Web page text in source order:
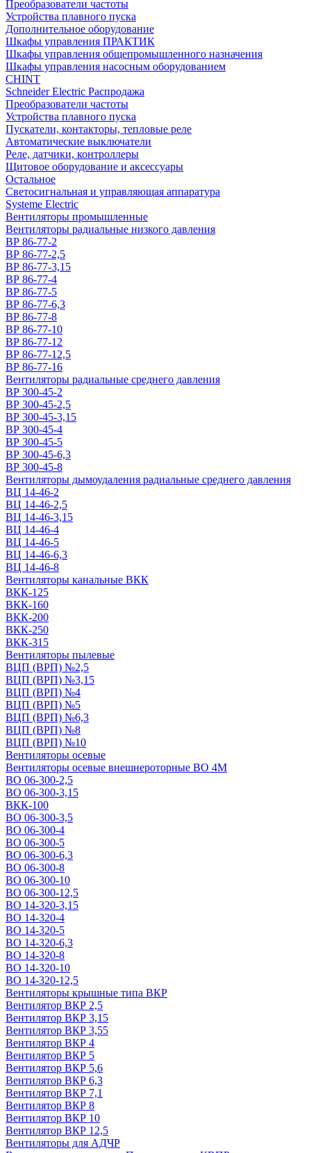
Преобразователи частоты
Устройства плавного пуска
Дополнительное оборудование
Шкафы управления ПРАКТИК
Шкафы управления общепромышленного назначения
Шкафы управления насосным оборудованием
CHINT
Schneider Electric Распродажа
Преобразователи частоты
Устройства плавного пуска
Пускатели, контакторы, тепловые реле
Автоматические выключатели
Реле, датчики, контроллеры
Щитовое оборудование и аксессуары
Остальное
Светосигнальная и управляющая аппаратура
Systeme Electric
Вентиляторы промышленные
Вентиляторы радиальные низкого давления
ВР 86-77-2
ВР 86-77-2,5
ВР 86-77-3,15
ВР 86-77-4
ВР 86-77-5
ВР 86-77-6,3
ВР 86-77-8
ВР 86-77-10
ВР 86-77-12
ВР 86-77-12,5
ВР 86-77-16
Вентиляторы радиальные среднего давления
ВР 300-45-2
ВР 300-45-2,5
ВР 300-45-3,15
ВР 300-45-4
ВР 300-45-5
ВР 300-45-6,3
ВР 300-45-8
Вентиляторы дымоудаления радиальные среднего давления
ВЦ 14-46-2
ВЦ 14-46-2,5
ВЦ 14-46-3,15
ВЦ 14-46-4
ВЦ 14-46-5
ВЦ 14-46-6,3
ВЦ 14-46-8
Вентиляторы канальные ВКК
ВКК-125
ВКК-160
ВКК-200
ВКК-250
ВКК-315
Вентиляторы пылевые
ВЦП (ВРП) №2,5
ВЦП (ВРП) №3,15
ВЦП (ВРП) №4
ВЦП (ВРП) №5
ВЦП (ВРП) №6,3
ВЦП (ВРП) №8
ВЦП (ВРП) №10
Вентиляторы осевые
Вентиляторы осевые внешнероторные ВО 4М
ВО 06-300-2,5
ВО 06-300-3,15
ВКК-100
ВО 06-300-3,5
ВО 06-300-4
ВО 06-300-5
ВО 06-300-6,3
ВО 06-300-8
ВО 06-300-10
ВО 06-300-12,5
ВО 14-320-3,15
ВО 14-320-4
ВО 14-320-5
ВО 14-320-6,3
ВО 14-320-8
ВО 14-320-10
ВО 14-320-12,5
Вентиляторы крышные типа ВКР
Вентилятор ВКР 2,5
Вентилятор ВКР 3,15
Вентилятор ВКР 3,55
Вентилятор ВКР 4
Вентилятор ВКР 5
Вентилятор ВКР 5,6
Вентилятор ВКР 6,3
Вентилятор ВКР 7,1
Вентилятор ВКР 8
Вентилятор ВКР 10
Вентилятор ВКР 12,5
Вентиляторы для АДЧР